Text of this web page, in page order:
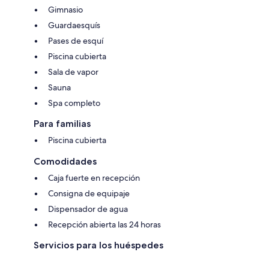
Gimnasio
Guardaesquís
Pases de esquí
Piscina cubierta
Sala de vapor
Sauna
Spa completo
Para familias
Piscina cubierta
Comodidades
Caja fuerte en recepción
Consigna de equipaje
Dispensador de agua
Recepción abierta las 24 horas
Servicios para los huéspedes